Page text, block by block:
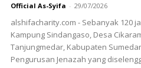
Official As-Syifa - 29/07/2026
alshifacharity.com - Sebanyak 120
Kampung Sindangaso, Desa
Tanjungmedar, Kabupaten
Pengurusan Jenazah yang